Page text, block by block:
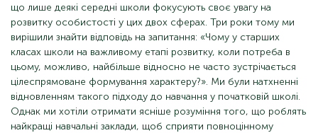
що лише деякі середні школи фокусують своє увагу на
розвитку особистості у цих двох сферах. Три роки тому ми
вирішили знайти відповідь на запитання: «Чому у старших
класах школи на важливому етапі розвитку, коли потреба в
цьому, можливо, найбільше відносно не часто зустрічається
цілеспрямоване формування характеру?». Ми були натхненні
відновленням такого підходу до навчання у початковій школі.
Однак ми хотіли отримати ясніше розуміння того, що роблять
найкращі навчальні заклади, щоб сприяти повноцінному